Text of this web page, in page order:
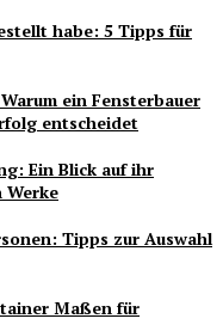
habe: 5 Tipps für
ein Fensterbauer
entscheidet
Ein Blick auf ihr
Werke
Tipps zur Auswahl
Maßen für